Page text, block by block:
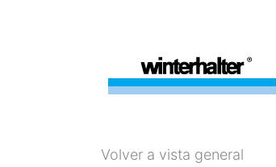
Volver a vista general